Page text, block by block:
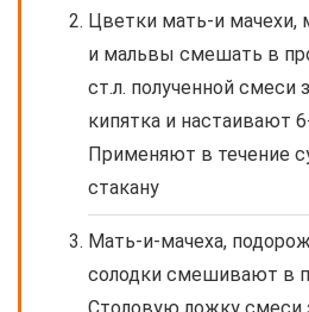
Цветки мать-и мачехи,
и мальвы смешать в
ст.л. полученной смеси
кипятка и настаивают
Применяют в течение
стакану
Мать-и-мачеха,
солодки смешивают в
Столовую ложку смеси